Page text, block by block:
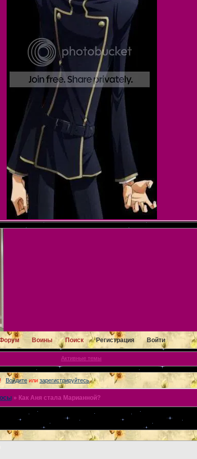
Воины Поиск Регистрация Войти
Активные темы
Войдитеили зарегистрируйтесь.
» Как Аня стала Марианной?